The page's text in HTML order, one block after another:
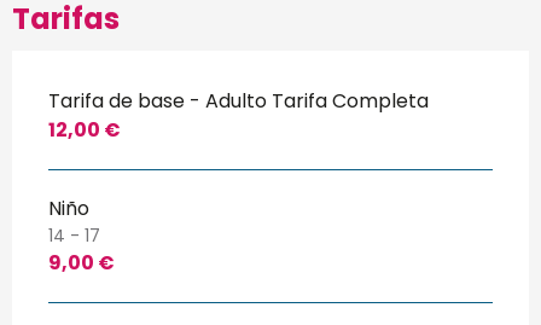
Tarifas
Tarifa de base - Adulto Tarifa Completa
12,00 €
Niño
14 - 17
9,00 €